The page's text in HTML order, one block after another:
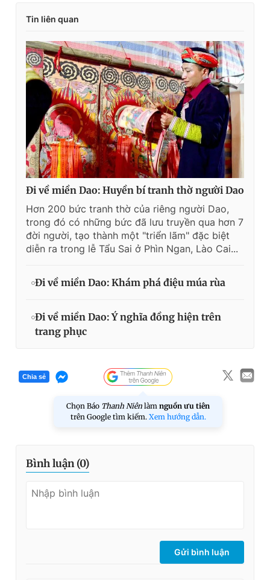
Tin liên quan
Đi về miền Dao: Huyền bí tranh thờ người Dao
Hơn 200 bức tranh thờ của riêng người Dao,
trong đó có những bức đã lưu truyền qua hơn 7
đời người, tạo thành một "triển lãm" đặc biệt
diễn ra trong lễ Tẩu Sai ở Phìn Ngan, Lào Cai...
Đi về miền Dao: Khám phá điệu múa rùa
Đi về miền Dao: Ý nghĩa đồng hiện trên
trang phục
Chia sẻ
Chọn Báo Thanh Niên làm nguồn ưu tiên
trên Google tìm kiếm. Xem hướng dẫn.
Bình luận (0)
Gửi bình luận